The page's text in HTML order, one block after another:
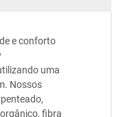
e conforto
uma
Nossos
fibra